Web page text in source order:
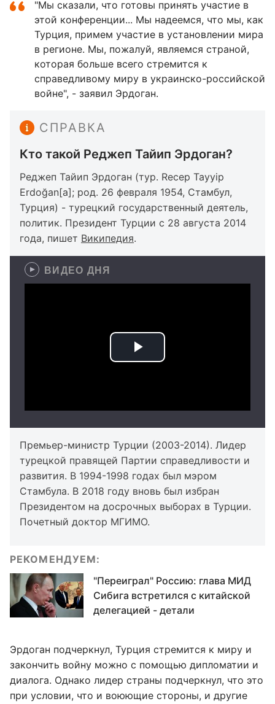
"Мы сказали, что готовы принять участие в
этой конференции... Мы надеемся, что мы, как
Турция, примем участие в установлении мира
в регионе. Мы, пожалуй, являемся страной,
которая больше всего стремится к
справедливому миру в украинско-российской
войне", - заявил Эрдоган.
СПРАВКА
Кто такой Реджеп Тайип Эрдоган?
Реджеп Тайип Эрдоган (тур. Recep Tayyip
Erdoğan[a]; род. 26 февраля 1954, Стамбул,
Турция) - турецкий государственный деятель,
политик. Президент Турции с 28 августа 2014
года, пишет Википедия.
ВИДЕО ДНЯ
Премьер-министр Турции (2003-2014). Лидер
турецкой правящей Партии справедливости и
развития. В 1994-1998 годах был мэром
Стамбула. В 2018 году вновь был избран
Президентом на досрочных выборах в Турции.
Почетный доктор МГИМО.
РЕКОМЕНДУЕМ:
"Переиграл" Россию: глава МИД
Сибига встретился с китайской
делегацией - детали
Эрдоган подчеркнул, Турция стремится к миру и
закончить войну можно с помощью дипломатии и
диалога. Однако лидер страны подчеркнул, что это
при условии, что и воюющие стороны, и другие